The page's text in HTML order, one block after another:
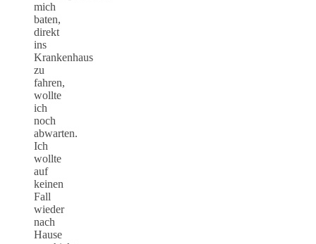
mich
baten,
direkt
ins
Krankenhaus
zu
fahren,
wollte
ich
noch
abwarten.
Ich
wollte
auf
keinen
Fall
wieder
nach
Hause